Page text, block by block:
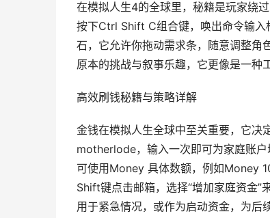
在模拟人生4的全球里，秘籍是玩家绕
按下Ctrl Shift C组合键，唤出命令输
石，它允许你拖动需求条，随意调整角
原本的挑战与叙事乐趣，它更像是一种
高效刷钱秘籍与策略详解
金钱在模拟人生全球中至关重要，它决
motherlode，输入一次即可为家庭账户
可使用Money 具体数额，例如Money
Shift键点击邮箱，选择“增加家庭资金
用于紧急情况，或作为启动资金，为后